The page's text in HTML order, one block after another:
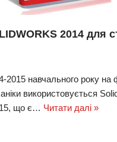
2014 для
2015 навчального року на
використовується
що є… Читати далі »